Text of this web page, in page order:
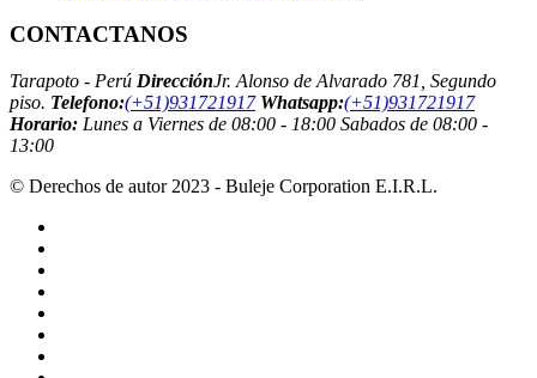
CONTACTANOS
Tarapoto - Perú DirecciónJr. Alonso de Alvarado 781, Segundo
piso. Telefono:(+51)931721917 Whatsapp:(+51)931721917
Horario: Lunes a Viernes de 08:00 - 18:00 Sabados de 08:00 -
13:00
© Derechos de autor 2023 - Buleje Corporation E.I.R.L.